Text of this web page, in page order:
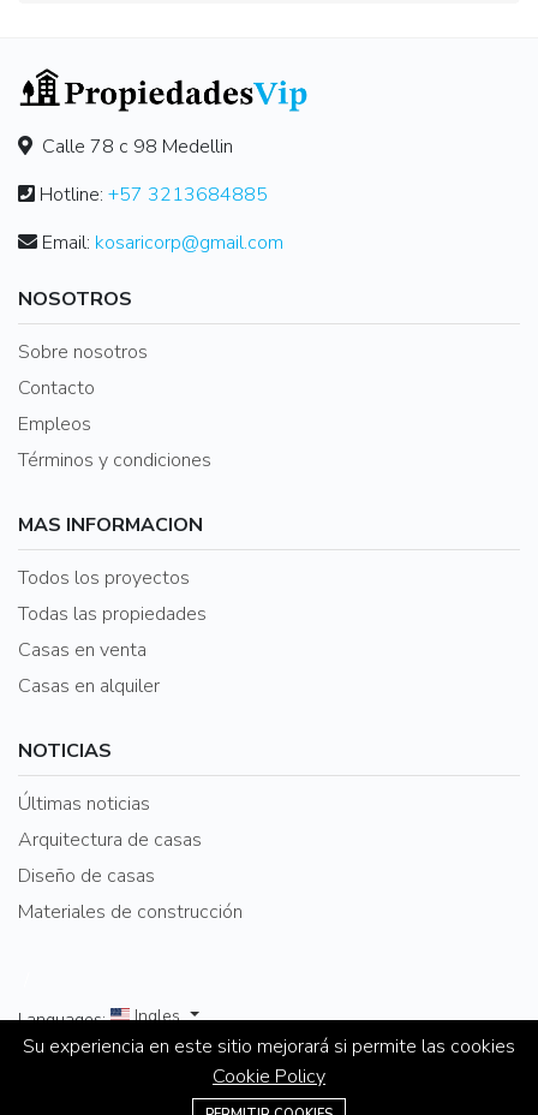
Calle 78 c 98 Medellin
Hotline: +57 3213684885
Email: kosaricorp@gmail.com
NOSOTROS
Sobre nosotros
Contacto
Empleos
Términos y condiciones
MAS INFORMACION
Todos los proyectos
Todas las propiedades
Casas en venta
Casas en alquiler
NOTICIAS
Últimas noticias
Arquitectura de casas
Diseño de casas
Materiales de construcción
Languages: Ingles
©2026 PropiedadesVIP está orgullosamente impulsado
por Kosari
31322342
Su experiencia en este sitio mejorará si permite las cookies
Cookie Policy